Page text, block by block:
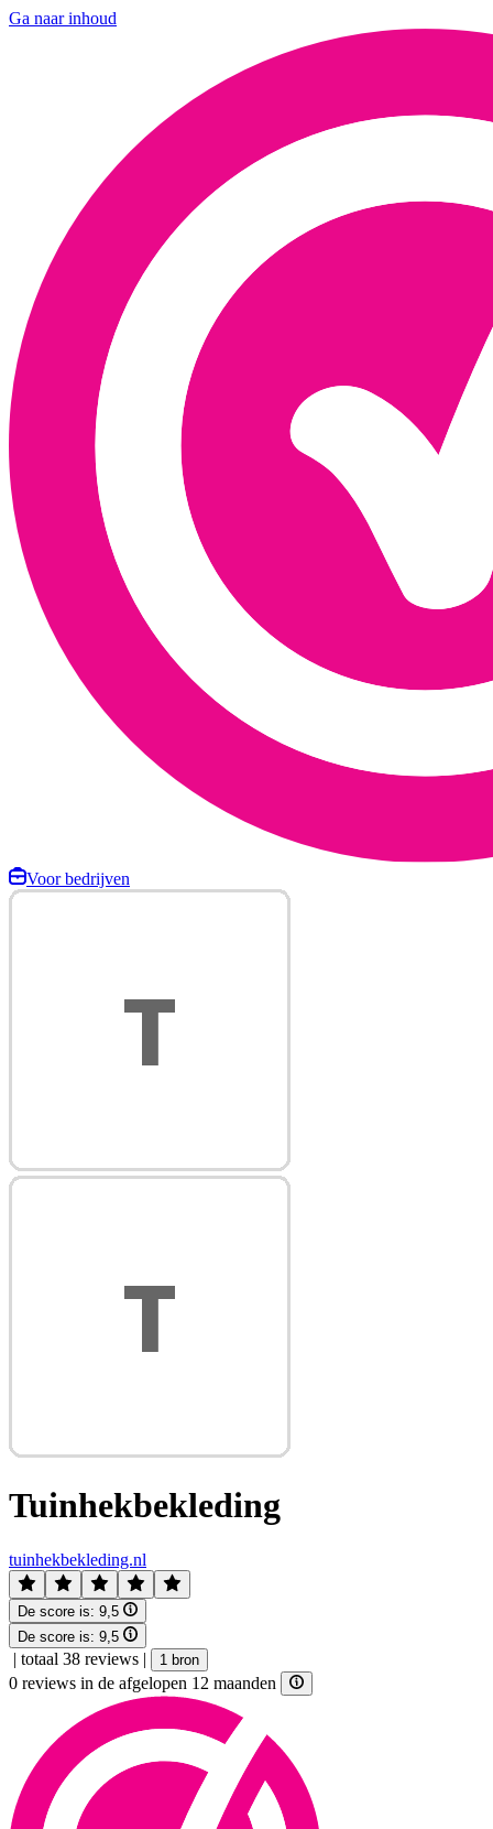
Ga naar inhoud
Voor bedrijven
Tuinhekbekleding
tuinhekbekleding.nl
De score is: 9,5
De score is: 9,5
| totaal 38 reviews | 1 bron
0 reviews in de afgelopen 12 maanden